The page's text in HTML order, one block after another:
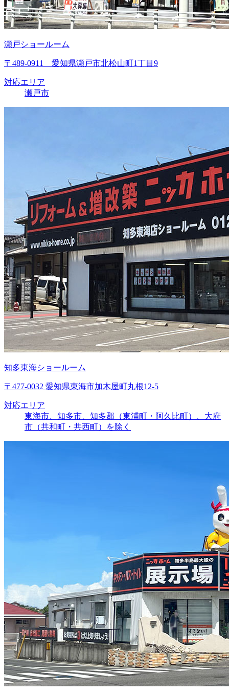
瀬戸ショールーム
〒489-0911 愛知県瀬戸市北松山町1丁目9
対応エリア
瀬戸市
知多東海ショールーム
〒477-0032 愛知県東海市加木屋町丸根12-5
対応エリア
東海市、知多市、知多郡（東浦町・阿久比町）、大府
市（共和町・共西町）を除く